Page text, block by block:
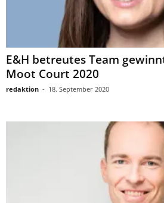
E&H betreutes Team
Moot Court 2020
redaktion - 18. September 2020